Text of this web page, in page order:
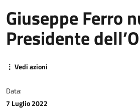
ISCRITTO
Giuseppe Ferro
Presidente
⋮ Vedi azioni
Data:
7 Luglio 2022